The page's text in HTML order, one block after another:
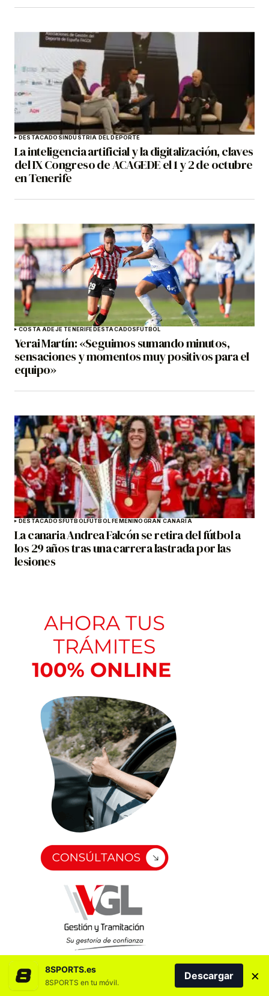
DESTACADOSINDUSTRIA DEL DEPORTE
La inteligencia artificial y la digitalización, claves
del IX Congreso de ACAGEDE el 1 y 2 de octubre
en Tenerife
COSTA ADEJE TENERIFEDESTACADOSFÚTBOL
Yerai Martín: «Seguimos sumando minutos,
sensaciones y momentos muy positivos para el
equipo»
DESTACADOSFÚTBOLFÚTBOL FEMENINOGRAN CANARIA
La canaria Andrea Falcón se retira del fútbol a
los 29 años tras una carrera lastrada por las
lesiones
8SPORTS.es
8SPORTS en tu móvil.
Descargar ×